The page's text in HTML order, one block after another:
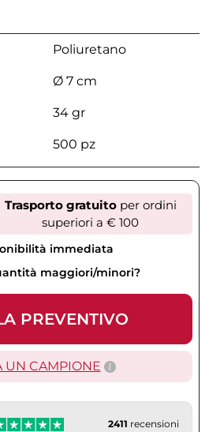
Poliuretano
Ø 7 cm
34 gr
500 pz
Trasporto gratuitoper ordini
superiori a € 100
immediata
maggiori/minori?
PREVENTIVO
UN CAMPIONE
2411 recensioni